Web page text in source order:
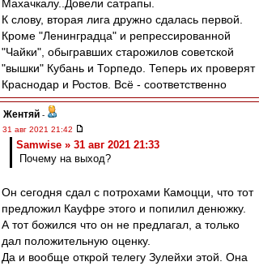
Махачкалу..Довели сатрапы.
К слову, вторая лига дружно сдалась первой.
Кроме "Ленинградца" и репрессированной
"Чайки", обыгравших старожилов советской
"вышки" Кубань и Торпедо. Теперь их проверят
Краснодар и Ростов. Всё - соответственно
Жентяй -
31 авг 2021 21:42
Samwise » 31 авг 2021 21:33
Почему на выход?
Он сегодня сдал с потрохами Камоцци, что тот
предложил Кауфре этого и попилил денюжку.
А тот божился что он не предлагал, а только
дал положительную оценку.
Да и вообще открой телегу Зулейхи этой. Она